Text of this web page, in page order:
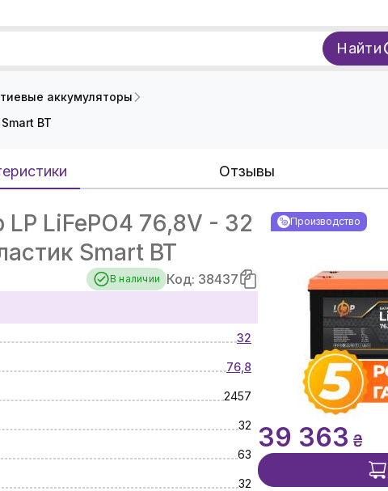
Найти
аккумуляторы
BT
Отзывы
LiFePO4 76,8V - 32
Smart BT
В наличии
Код: 38437
32
76,8
2457
32
63
32
Производство
39 363 ₴